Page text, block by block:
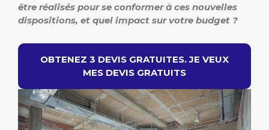
être réalisés pour se conformer à ces nouvelles
dispositions, et quel impact sur votre budget ?
OBTENEZ 3 DEVIS GRATUITES. JE VEUX
MES DEVIS GRATUITS